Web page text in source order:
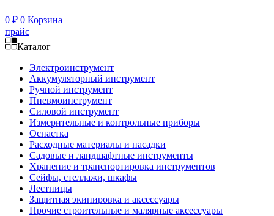
0 ₽ 0 Корзина
прайс
Каталог
Электроинструмент
Аккумуляторный инструмент
Ручной инструмент
Пневмоинструмент
Силовой инструмент
Измерительные и контрольные приборы
Оснастка
Расходные материалы и насадки
Садовые и ландшафтные инструменты
Хранение и транспортировка инструментов
Сейфы, стеллажи, шкафы
Лестницы
Защитная экипировка и аксессуары
Прочие строительные и малярные аксессуары